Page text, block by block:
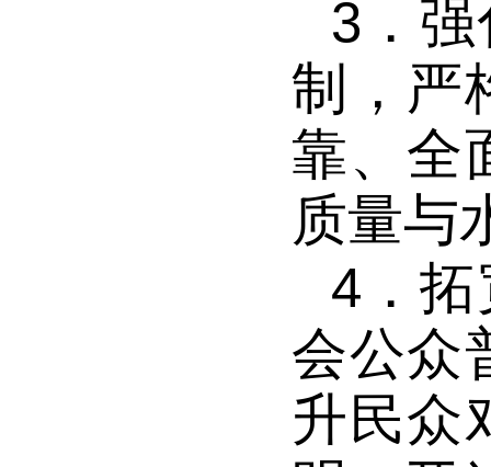
3． 强
制，严
靠、全
质量与
4． 拓
会公众
升民众